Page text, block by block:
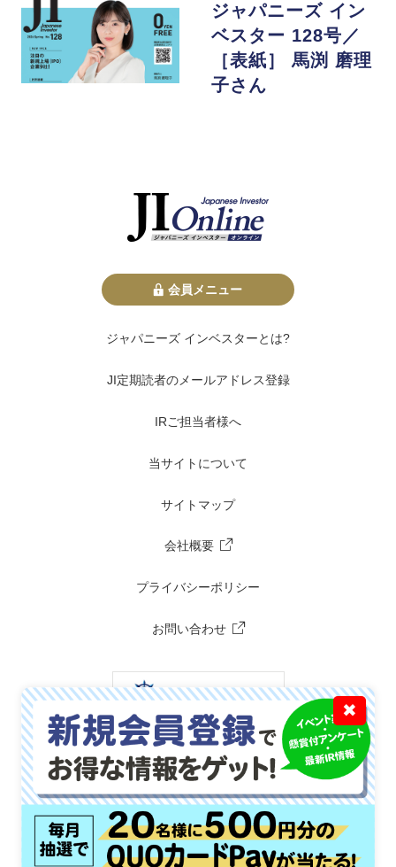
ジャパニーズ イン
ベスター 128号／
［表紙］ 馬渕 磨理
子さん
会員メニュー
ジャパニーズ インベスターとは?
JI定期読者のメールアドレス登録
IRご担当者様へ
当サイトについて
サイトマップ
会社概要
プライバシーポリシー
お問い合わせ
✖